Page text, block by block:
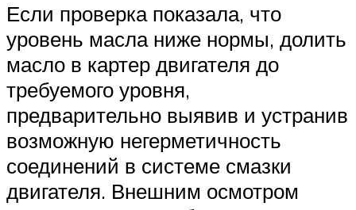
Если проверка показала, что
уровень масла ниже нормы, долить
масло в картер двигателя до
требуемого уровня,
предварительно выявив и устранив
возможную негерметичность
соединений в системе смазки
двигателя. Внешним осмотром